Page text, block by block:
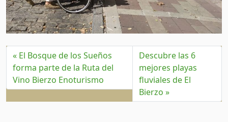
El Bosque de los Sueños
forma parte de la Ruta del
Vino Bierzo Enoturismo
Descubre las 6
mejores playas
fluviales de El
Bierzo